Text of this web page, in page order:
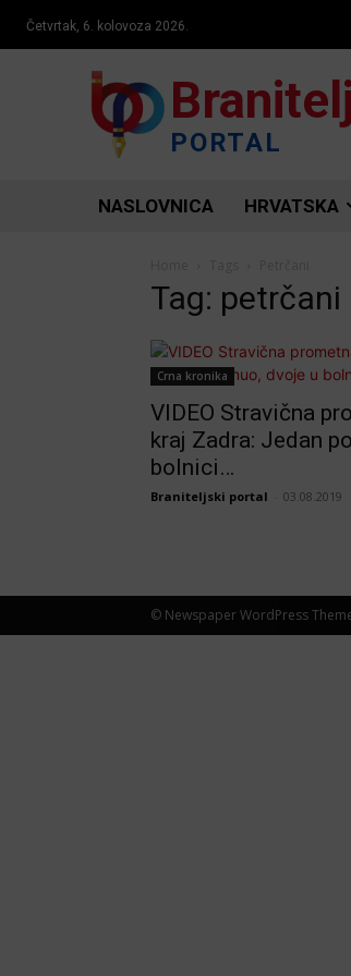
Četvrtak, 6. kolovoza 2026.
PORTAL
NASLOVNICA HRVATSKA
Tag: petrčani
Crna kronika
VIDEO Stravična
kraj Zadra: Jedan
bolnici…
Braniteljski portal 03.08.2019
© Newspaper WordPress